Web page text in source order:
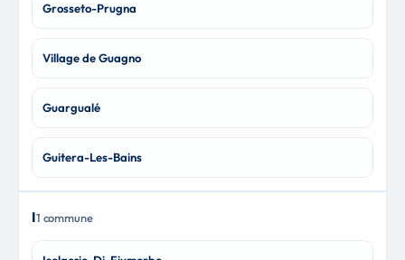
Grosseto-Prugna
Village de Guagno
Guargualé
Guitera-Les-Bains
I1 commune